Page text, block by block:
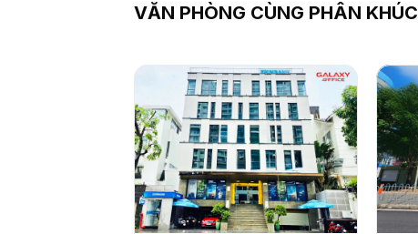
VĂN PHÒNG CÙNG PHÂN KHÚC